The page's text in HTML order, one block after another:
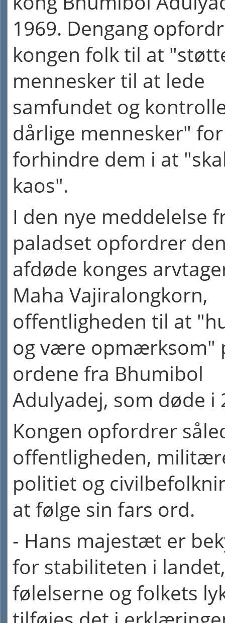
1969. Dengang
kongen folk til at
mennesker til at lede
samfundet og
dårlige mennesker"
forhindre dem i at
kaos".
I den nye meddelelse
paladset opfordrer
afdøde konges
Maha Vajiralongkorn,
offentligheden til at
og være opmærksom"
ordene fra Bhumibol
Adulyadej, som døde i
Kongen opfordrer
offentligheden,
politiet og
at følge sin fars ord.
- Hans majestæt er
for stabiliteten i landet,
følelserne og folkets